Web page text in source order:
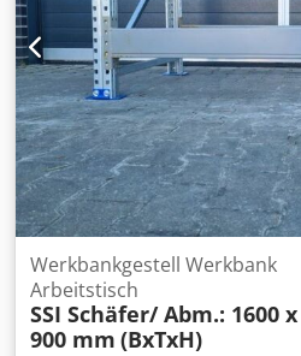
Fachwerk ) 02x
Materialfarbe: grau
Weite: 1.400 mm 04x
Ausführung: komplett verzinkt
Verdeutlichung des Materials.
gegebenenfalls abweichen. -
unmontiert kommissioniert; -
vormontiert; - Die
3 - 5 Werktage.
Werkbankgestell Werkbank
Arbeitstisch
SSI Schäfer/ Abm.: 1600
900 mm (BxTxH)